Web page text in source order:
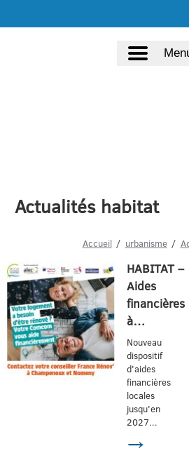
Actualités habitat
Accueil urbanisme
HABITAT –
Aides
financières
à…
Nouveau
dispositif
d'aides
financières
locales
jusqu'en
2027...
→